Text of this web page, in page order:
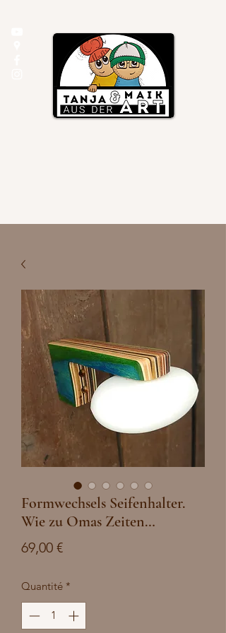
Formwechsels Seifenhalter.
Wie zu Omas Zeiten…
69,00 €Prix
Quantité *